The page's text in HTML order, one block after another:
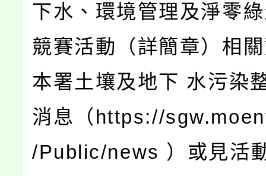
下水、環境管理及淨零
競賽活動（詳簡章）相
本署土壤及地下 水污染
消息（https://
/Public/news ）或見活